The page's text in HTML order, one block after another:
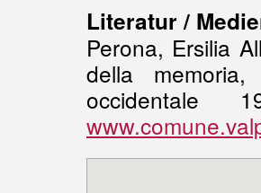
Literatur /
Perona, Ersilia
della
occidentale